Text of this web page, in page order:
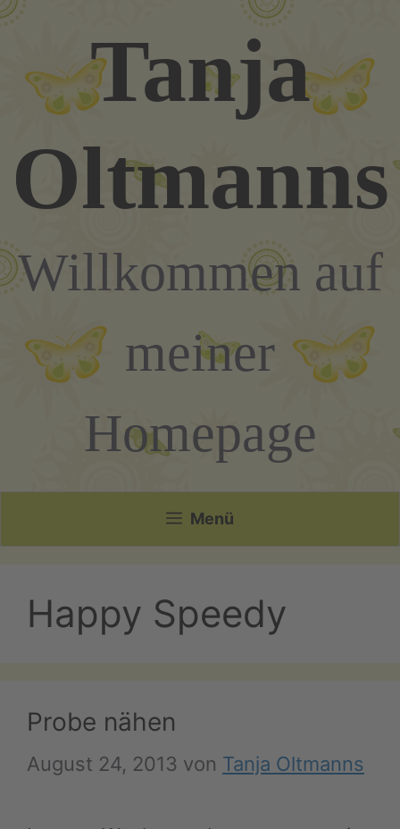
Zum
springen Tanja
Oltmanns
Willkommen auf
meiner
Homepage
Menü
Happy Speedy
Probe nähen
August 24, 2013 von Tanja Oltmanns